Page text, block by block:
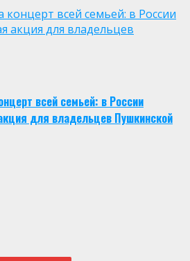
концерт всей семьей: в России
акция для владельцев
всей семьей: в России
для владельцев Пушкинской